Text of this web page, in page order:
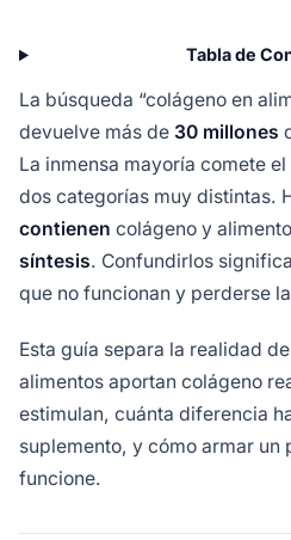
Tabla de
La búsqueda “colágeno en
devuelve más de 30 millones
La inmensa mayoría comete
dos categorías muy distintas.
contienen colágeno y
síntesis. Confundirlos
que no funcionan y perderse
Esta guía separa la realidad
alimentos aportan colágeno
estimulan, cuánta diferencia
suplemento, y cómo armar un
funcione.